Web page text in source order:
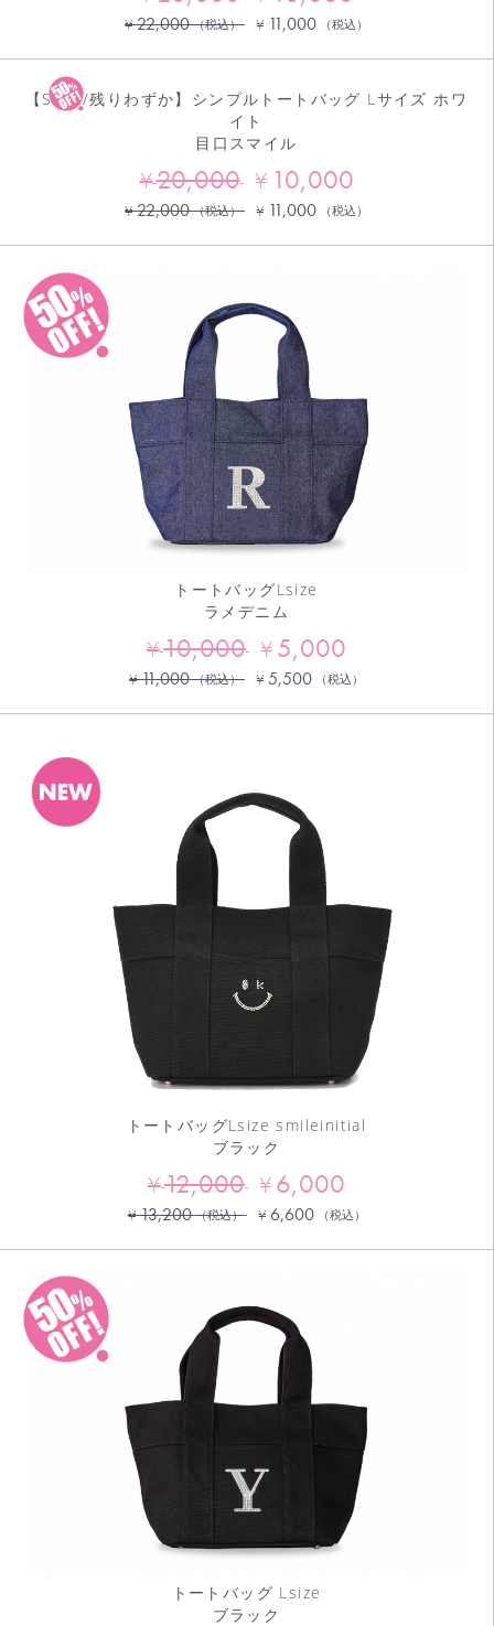
¥22,000 （税込） ¥ 11,000 （税込）
【SALE/残りわずか】シンプルトートバッグ Lサイズ ホワ
イト
目口スマイル
¥20,000 ¥ 10,000
¥22,000 （税込） ¥ 11,000 （税込）
トートバッグLsize
ラメデニム
¥10,000 ¥5,000
¥11,000 （税込） ¥ 5,500 （税込）
トートバッグLsize smileinitial
ブラック
¥12,000 ¥6,000
¥13,200 （税込） ¥ 6,600 （税込）
トートバッグ Lsize
ブラック